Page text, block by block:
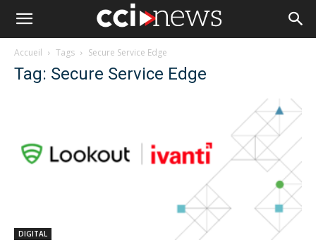
Accueil Tags Secure Service Edge
Tag: Secure Service Edge
DIGITAL